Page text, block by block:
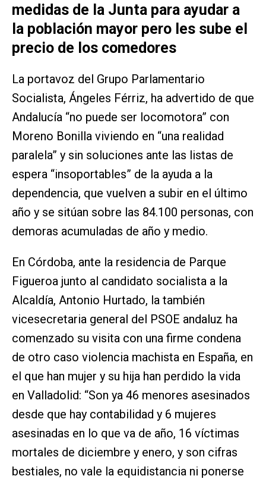
medidas de la Junta para ayudar a
la población mayor pero les sube el
precio de los comedores
La portavoz del Grupo Parlamentario
Socialista, Ángeles Férriz, ha advertido de que
Andalucía “no puede ser locomotora” con
Moreno Bonilla viviendo en “una realidad
paralela” y sin soluciones ante las listas de
espera “insoportables” de la ayuda a la
dependencia, que vuelven a subir en el último
año y se sitúan sobre las 84.100 personas, con
demoras acumuladas de año y medio.
En Córdoba, ante la residencia de Parque
Figueroa junto al candidato socialista a la
Alcaldía, Antonio Hurtado, la también
vicesecretaria general del PSOE andaluz ha
comenzado su visita con una firme condena
de otro caso violencia machista en España, en
el que han mujer y su hija han perdido la vida
en Valladolid: “Son ya 46 menores asesinados
desde que hay contabilidad y 6 mujeres
asesinadas en lo que va de año, 16 víctimas
mortales de diciembre y enero, y son cifras
bestiales, no vale la equidistancia ni ponerse